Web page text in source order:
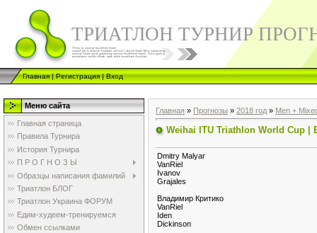
ТРИАТЛОН ТУРНИР
Главная|Регистрация|Вход
Меню сайта
Главная страница
Правила Турнира
История Турнира
П Р О Г Н О З Ы
Образцы написания фамилий
Триатлон БЛОГ
Триатлон Украина ФОРУМ
Едим-худеем-тренируемся
Обмен ссылками
Главная » Прогнозы » 2018 год » Men +
Weihai ITU Triathlon World Cup |
Dmitry Malyar
VanRiel
Ivanov
Grajales
Владимир Критико
VanRiel
Iden
Dickinson